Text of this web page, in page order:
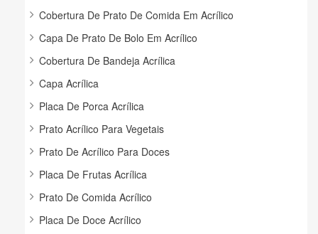
Cobertura De Prato De Comida Em Acrílico
Capa De Prato De Bolo Em Acrílico
Cobertura De Bandeja Acrílica
Capa Acrílica
Placa De Porca Acrílica
Prato Acrílico Para Vegetais
Prato De Acrílico Para Doces
Placa De Frutas Acrílica
Prato De Comida Acrílico
Placa De Doce Acrílico